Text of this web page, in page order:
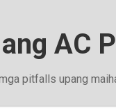
AC
pitfalls upang